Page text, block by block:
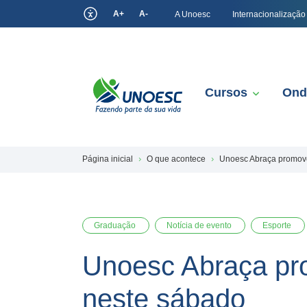
A+ A- A Unoesc Internacionalização
Cursos
Página inicial O que acontece Unoesc Abraça
Graduação Notícia de evento Esporte
Unoesc Abraça
neste sábado